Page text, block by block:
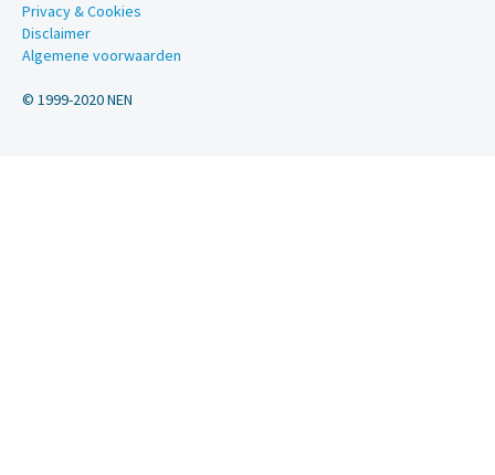
Privacy & Cookies
Disclaimer
Algemene voorwaarden
© 1999-2020 NEN